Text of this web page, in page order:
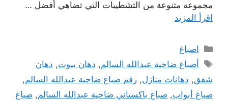
مجموعة متنوعة من التشطيبات التي تضاهي أفضل …
اقرأ المزيد
التصنيفات
اصباغ
الوسوم
أصباغ ضاحية عبدالله السالم, دهان بيوت, دهان
شقق, دهانات منازل, رقم صباغ ضاحية عبدالله السالم,
صباغ أبواب, صباغ باكستاني ضاحية عبدالله السالم, صباغ